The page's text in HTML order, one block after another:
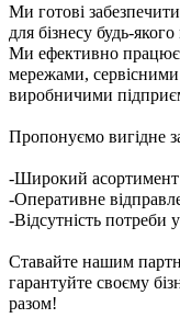
Ми готові
для бізнесу будь-
Ми ефективно
мережами,
виробничими
Пропонуємо вигідне
-Широкий асортимент
-Оперативне
-Відсутність потреби
Ставайте нашим
гарантуйте своєму
разом!